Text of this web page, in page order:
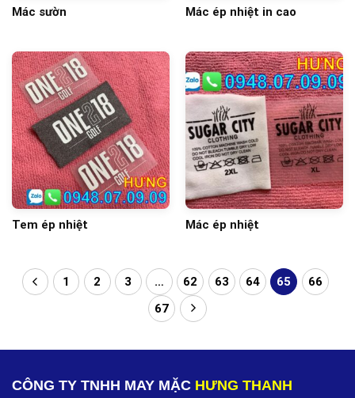
Mác sườn Mác ép nhiệt in cao
Tem ép nhiệt Mác ép nhiệt
1 2 3 … 62 63 64 65
66
67
CÔNG TY TNHH MAY MẶC HƯNG THANH